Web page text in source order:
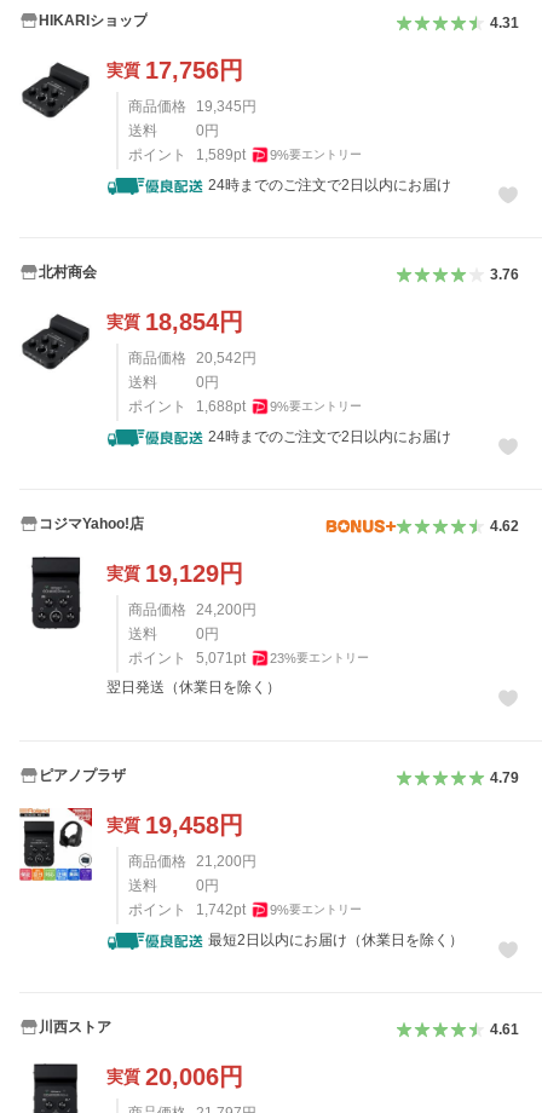
HIKARIショップ 4.31
実質 17,756円
商品価格 19,345 円
送料
0 円
ポイント
1,589pt 9%要エントリー
24時までのご注文で2日以内にお届け
北村商会 3.76
実質 18,854円
商品価格 20,542 円
送料
0 円
ポイント
1,688pt 9%要エントリー
24時までのご注文で2日以内にお届け
コジマYahoo!店 4.62
実質 19,129円
商品価格 24,200 円
送料
0 円
ポイント
5,071pt 23%要エントリー
翌日発送（休業日を除く）
ピアノプラザ 4.79
実質 19,458円
商品価格 21,200 円
送料
0 円
ポイント
1,742pt 9%要エントリー
最短2日以内にお届け（休業日を除く）
川西ストア 4.61
実質 20,006円